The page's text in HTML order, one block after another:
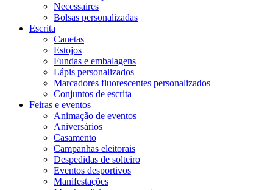
Necessaires
Bolsas personalizadas
Escrita
Canetas
Estojos
Fundas e embalagens
Lápis personalizados
Marcadores fluorescentes personalizados
Conjuntos de escrita
Feiras e eventos
Animação de eventos
Aniversários
Casamento
Campanhas eleitorais
Despedidas de solteiro
Eventos desportivos
Manifestações